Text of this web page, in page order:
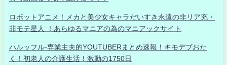
ロボットアニメ！メカと美少女キャラだいすき永遠の非リア充・
非モテ星人 ！あらゆるマニアの為のマニアックサイト
ハルッフル-専業主夫的YOUTUBERまとめ速報！キモデブおた
く！初老人の介護生活！激動の1750日